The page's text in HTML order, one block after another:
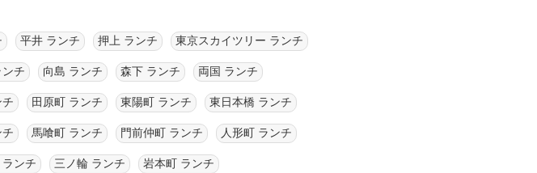
平井 ランチ 押上 ランチ 東京スカイツリー ランチ
ンチ 向島 ランチ 森下 ランチ 両国 ランチ
田原町 ランチ 東陽町 ランチ 東日本橋 ランチ
馬喰町 ランチ 門前仲町 ランチ 人形町 ランチ
ンチ 三ノ輪 ランチ 岩本町 ランチ